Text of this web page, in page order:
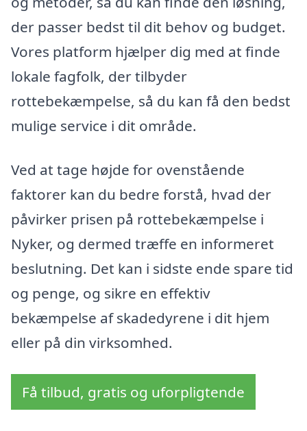
der passer bedst til dit behov og budget.
Vores platform hjælper dig med at finde
lokale fagfolk, der tilbyder
rottebekæmpelse, så du kan få den bedst
mulige service i dit område.
Ved at tage højde for ovenstående
faktorer kan du bedre forstå, hvad der
påvirker prisen på rottebekæmpelse i
Nyker, og dermed træffe en informeret
beslutning. Det kan i sidste ende spare tid
og penge, og sikre en effektiv
bekæmpelse af skadedyrene i dit hjem
eller på din virksomhed.
Få tilbud, gratis og uforpligtende